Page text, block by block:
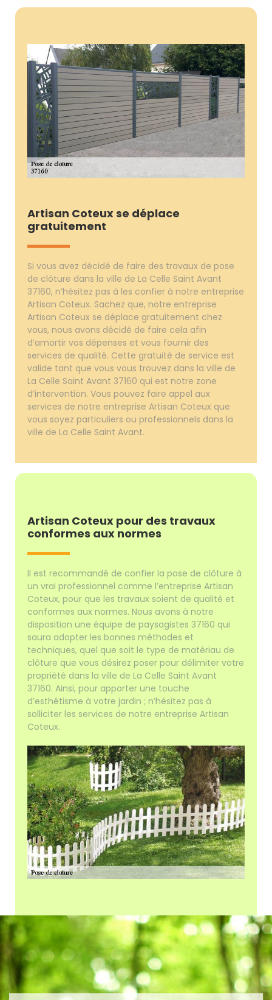
Artisan Coteux se déplace
gratuitement
Si vous avez décidé de faire des travaux de pose
de clôture dans la ville de La Celle Saint Avant
37160, n’hésitez pas à les confier à notre entreprise
Artisan Coteux. Sachez que, notre entreprise
Artisan Coteux se déplace gratuitement chez
vous, nous avons décidé de faire cela afin
d’amortir vos dépenses et vous fournir des
services de qualité. Cette gratuité de service est
valide tant que vous vous trouvez dans la ville de
La Celle Saint Avant 37160 qui est notre zone
d’intervention. Vous pouvez faire appel aux
services de notre entreprise Artisan Coteux que
vous soyez particuliers ou professionnels dans la
ville de La Celle Saint Avant.
Artisan Coteux pour des travaux
conformes aux normes
Il est recommandé de confier la pose de clôture à
un vrai professionnel comme l’entreprise Artisan
Coteux, pour que les travaux soient de qualité et
conformes aux normes. Nous avons à notre
disposition une équipe de paysagistes 37160 qui
saura adopter les bonnes méthodes et
techniques, quel que soit le type de matériau de
clôture que vous désirez poser pour délimiter votre
propriété dans la ville de La Celle Saint Avant
37160. Ainsi, pour apporter une touche
d’esthétisme à votre jardin ; n’hésitez pas à
solliciter les services de notre entreprise Artisan
Coteux.